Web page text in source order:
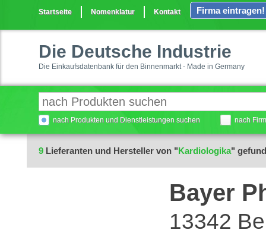
Startseite Nomenklatur Kontakt Firma eintragen!
Die Deutsche Industrie
Die Einkaufsdatenbank für den Binnenmarkt - Made in Germany
nach Produkten und Dienstleistungen suchen nach
9 Lieferanten und Hersteller von "Kardiologika"
Bayer
13342